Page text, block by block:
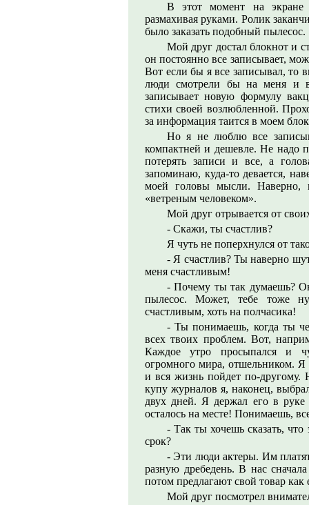
В этот момент на экране
размахивая руками. Ролик
было заказать подобный пылесос.
Мой друг достал блокнот и
он постоянно все записывает,
Вот если бы я все записывал, то
люди смотрели бы на меня и
записывает новую формулу
стихи своей возлюбленной.
за информация таится в моем
Но я не люблю все
компактней и дешевле. Не надо
потерять записи и все, а
запоминаю, куда-то девается,
моей головы мысли. Наверно,
«ветреным человеком».
Мой друг отрывается от
- Скажи, ты счастлив?
Я чуть не поперхнулся от
- Я счастлив? Ты наверно
меня счастливым!
- Почему ты так думаешь?
пылесос. Может, тебе тоже
счастливым, хоть на полчасика!
- Ты понимаешь, когда ты
всех твоих проблем. Вот,
Каждое утро просыпался и
огромного мира, отшельником. Я
и вся жизнь пойдет по-другому.
купу журналов я, наконец,
двух дней. Я держал его в
осталось на месте! Понимаешь,
- Так ты хочешь сказать,
срок?
- Эти люди актеры. Им
разную дребедень. В нас
потом предлагают свой товар как
Мой друг посмотрел